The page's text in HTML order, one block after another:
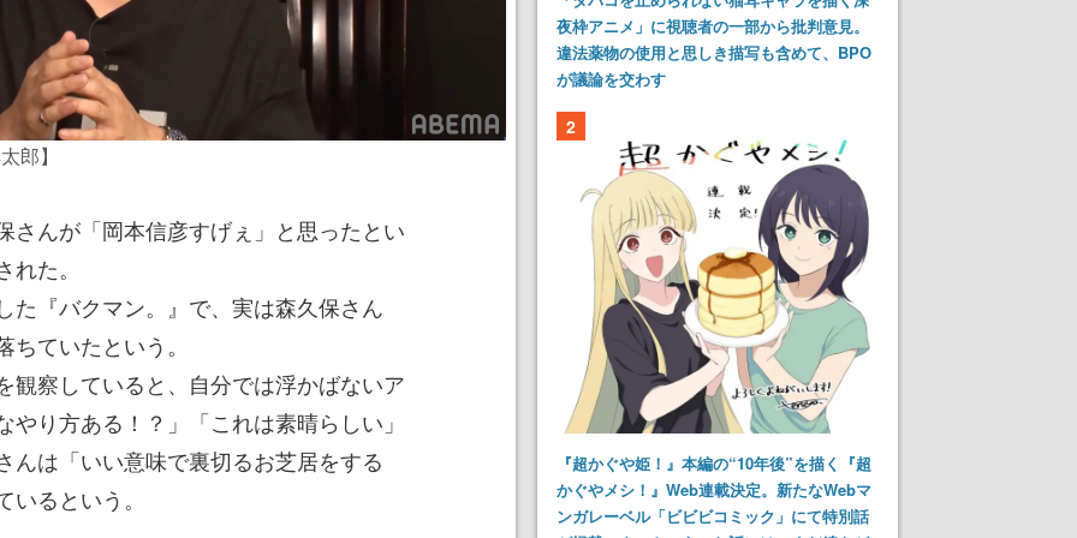
郎】
さんが「岡本信彦すげぇ」と思ったとい
た。
た『バクマン。』で、実は森久保さん
ていたという。
観察していると、自分では浮かばないア
り方ある！？」「これは素晴らしい」
んは「いい意味で裏切るお芝居をする
るという。
夜枠アニメ」に視聴者の一部から批判意見。
違法薬物の使用と思しき描写も含めて、BPO
が議論を交わす
2
『超かぐや姫！』本編の“10年後”を描く『超
かぐやメシ！』Web連載決定。新たなWebマ
ンガレーベル「ビビビコミック」にて特別話